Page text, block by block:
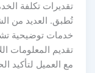
تقديرات تكلفة
تُطبق. العديد من
خدمات توضيحية
تقديم المعلومات
مع العميل لتأكيد